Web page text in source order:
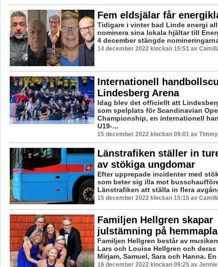
Fem eldsjälar får
Tidigare i vinter bad Linde energi
nominera sina lokala hjältar till
4 december stängde
14 december 2022 klockan 15:51 av
Internationell
Lindesberg Arena
Idag blev det officiellt att
som spelplats för Scandinavian
Championship, en internationell
U19-...
15 december 2022 klockan 09:01 av
Länstrafiken ställer in
av stökiga ungdomar
Efter upprepade incidenter med
som beter sig illa mot
Länstrafiken att ställa in flera
15 december 2022 klockan 15:15 av
Familjen Hellgren skapar
julstämning på
Familjen Hellgren består av
Lars och Louise Hellgren och
Mirjam, Samuel, Sara och Hanna.
16 december 2022 klockan 09:25 av